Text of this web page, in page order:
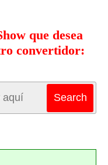
que desea
convertidor: